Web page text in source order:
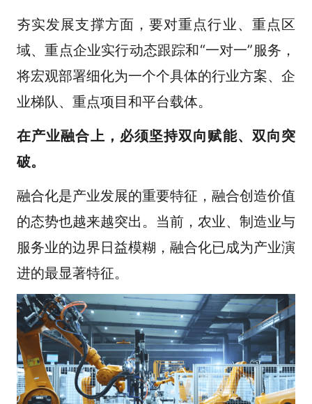
夯实发展支撑方面，要对重点行业、重点区
域、重点企业实行动态跟踪和“一对一”服务，
将宏观部署细化为一个个具体的行业方案、企
业梯队、重点项目和平台载体。
在产业融合上，必须坚持双向赋能、双向突
破。
融合化是产业发展的重要特征，融合创造价值
的态势也越来越突出。当前，农业、制造业与
服务业的边界日益模糊，融合化已成为产业演
进的最显著特征。